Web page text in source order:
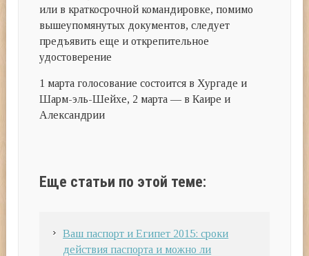
или в краткосрочной командировке, помимо
вышеупомянутых документов, следует
предъявить еще и открепительное
удостоверение
1 марта голосование состоится в Хургаде и
Шарм-эль-Шейхе, 2 марта — в Каире и
Александрии
Еще статьи по этой теме:
Ваш паспорт и Египет 2015: сроки
действия паспорта и можно ли